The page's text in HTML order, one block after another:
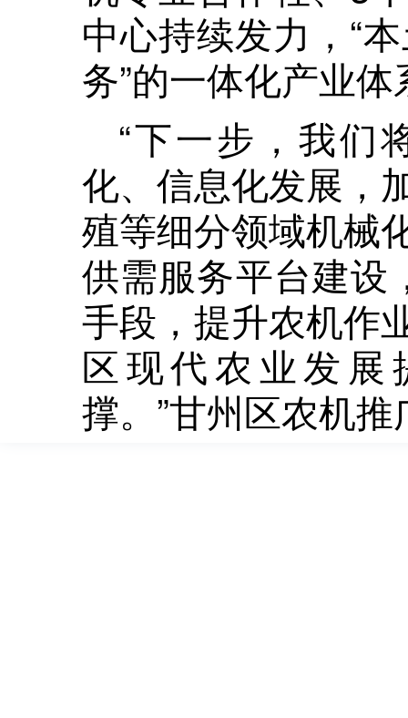
中心持续发力，“
务”的一体化产业
“下一步，我们
化、信息化发展，
殖等细分领域机械
供需服务平台建设
手段，提升农机作
区现代农业发
撑。”甘州区农机